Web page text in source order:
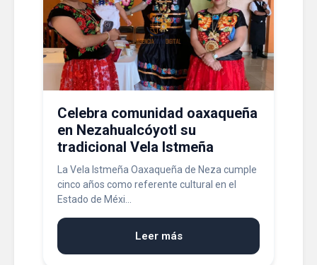
Celebra comunidad oaxaqueña
en Nezahualcóyotl su
tradicional Vela Istmeña
La Vela Istmeña Oaxaqueña de Neza cumple
cinco años como referente cultural en el
Estado de Méxi...
Leer más